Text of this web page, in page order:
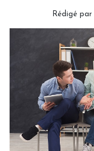
Rédigé par